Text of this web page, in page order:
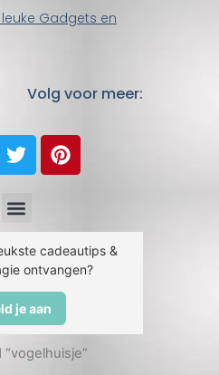
Gadgets en
Volg voor meer:
cadeautips &
ontvangen?
je aan